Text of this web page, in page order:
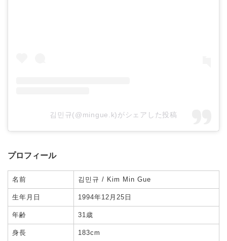
김민규(@mingue.k)がシェアした投稿
プロフィール
名前 김민규 / Kim Min Gue
生年月日 1994年12月25日
年齢 31歳
身長 183cm